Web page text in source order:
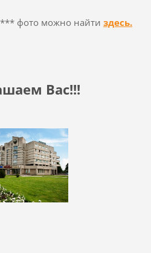
фото можно найти здесь.
Вас!!!